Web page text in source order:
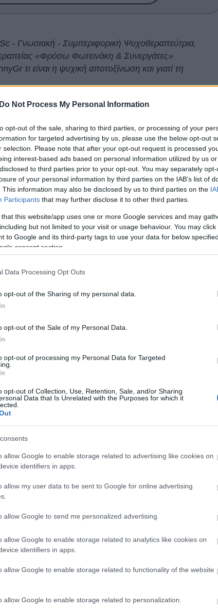
Not Process My Personal Information
opt-out of the sale, sharing to third parties, or processing of your
for targeted advertising by us, please use the below opt-out
selection. Please note that after your opt-out request is processed
interest-based ads based on personal information utilized by us
to third parties prior to your opt-out. You may separately
of your personal information by third parties on the IAB’s list of
This information may also be disclosed by us to third parties on the
Participants that may further disclose it to other third parties.
this website/app uses one or more Google services and may
but not limited to your visit or usage behaviour. You may
to Google and its third-party tags to use your data for below
consent section.
Data Processing Opt Outs
opt-out of the Sharing of my personal data.
opt-out of the Sale of my Personal Data.
opt-out of processing my Personal Data for Targeted
opt-out of Collection, Use, Retention, Sale, and/or Sharing
Data that Is Unrelated with the Purposes for which it
allow Google to enable storage related to advertising like cookies on
identifiers in apps.
allow my user data to be sent to Google for online advertising
allow Google to send me personalized advertising.
allow Google to enable storage related to analytics like cookies on
identifiers in apps.
allow Google to enable storage related to functionality of the website
allow Google to enable storage related to personalization.
- Γνωσιακή - Συμπεριφορική Ψυχοθεραπεύτρια,
«Φρόσω Φωτεινάκη & Συνεργάτες»
τι είναι η ψυχική αποτοξίνωση και γιατί τη
ζωή μας και αφορά περισσότερο τις διατροφικές
σε συνδυασμό με τις υποχρεώσεις, τη διαχείριση
σκέψεων για όλα αυτά, τροφοδοτούν το άγχος. Η
είναι αναγκαία για την αποφόρτιση, ώστε να μπορέσει
να αναπνεύσει.
αυτούς τους ρυθμούς και να απολαύσεις όσα σε
σε διακοπές και οι σκέψεις σου να ανατρέχουν στις
που όλοι μας θέλουμε και περιμένουμε. Η
- Συμπεριφορική Ψυχοθεραπεύτρια
να τις απολαύσουμε.
BEING
2 συνήθειες της καθημερινότητας που
κατά 45% τις πιθανότητες εμφάνισής του